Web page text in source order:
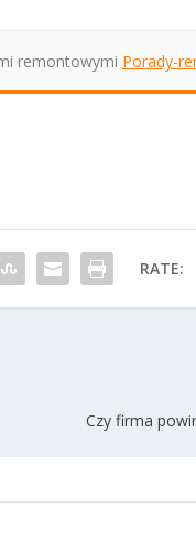
remontowymi Porady-
RATE:
Czy firma